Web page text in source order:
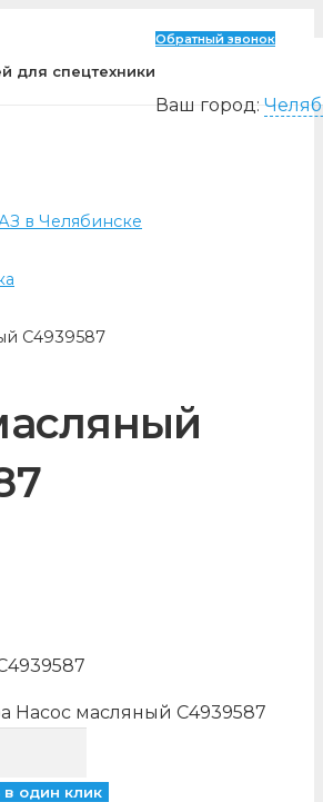
для спецтехники
Обратный звонок
Ваш город:
в Челябинске
C4939587
Насос масляный C4939587
в один клик